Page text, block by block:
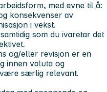
med evne til å:
konsekvenser av
i vekst.
som du ivaretar det
og/eller revisjon er en
innen valuta og
særlig relevant.